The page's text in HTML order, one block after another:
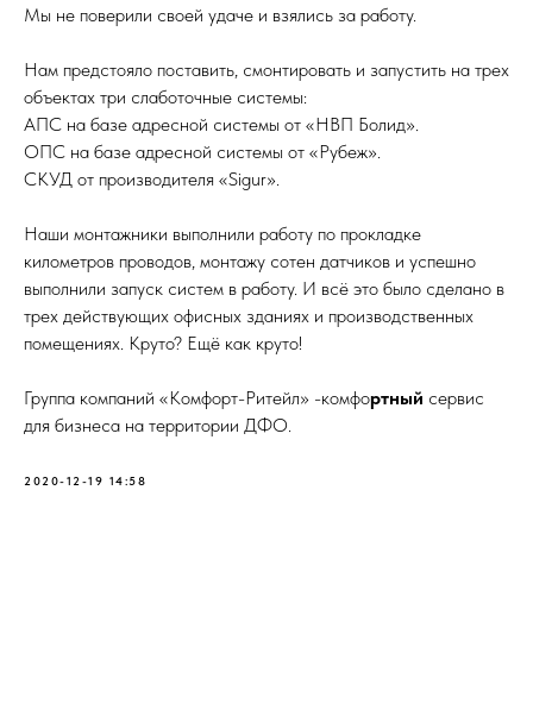
Мы не поверили своей удаче и взялись за работу.
Нам предстояло поставить, смонтировать и запустить на трех
объектах три слаботочные системы:
АПС на базе адресной системы от «НВП Болид».
ОПС на базе адресной системы от «Рубеж».
СКУД от производителя «Sigur».
Наши монтажники выполнили работу по прокладке
километров проводов, монтажу сотен датчиков и успешно
выполнили запуск систем в работу. И всё это было сделано в
трех действующих офисных зданиях и производственных
помещениях. Круто? Ещё как круто!
Группа компаний «Комфорт-Ритейл» -комфортный сервис
для бизнеса на территории ДФО.
2020-12-19 14:58